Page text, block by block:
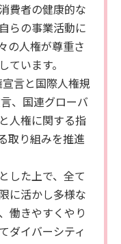
費者の健康的な
らの事業活動に
の人権が尊重さ
います。
言と国際人権規
、国連グローバ
人権に関する指
取り組みを推進
した上で、全て
に活かし多様な
働きやすくやり
ダイバーシティ